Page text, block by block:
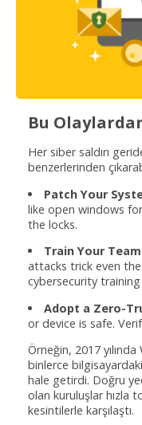
Bu
Her siber saldırı
benzerlerinden
Patch Your
like open windows
the locks.
Train Your Team
attacks trick even
cybersecurity
Adopt a Zero-
or device is safe.
Örneğin, 2017 yılında
binlerce
hale getirdi. Doğru
olan kuruluşlar hızla
kesintilerle karşılaştı.